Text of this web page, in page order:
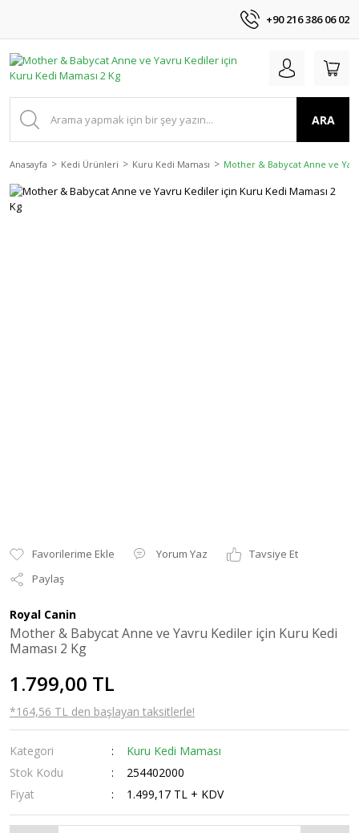
+90 216 386 06 02
ARA
Anasayfa Kedi Ürünleri Kuru Kedi Maması Mother & Babycat Anne ve
Yorum Yaz
Tavsiye Et
Paylaş
Royal Canin
Mother & Babycat Anne ve Yavru Kediler için Kuru Kedi
Maması 2 Kg
1.799,00 TL
*164,56 TL den başlayan taksitlerle!
Kategori
Kuru Kedi Maması
Stok Kodu
254402000
Fiyat
1.499,17 TL + KDV